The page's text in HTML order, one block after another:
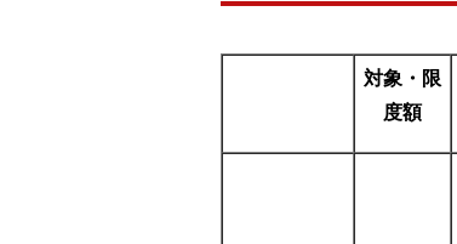
対象・限
度額